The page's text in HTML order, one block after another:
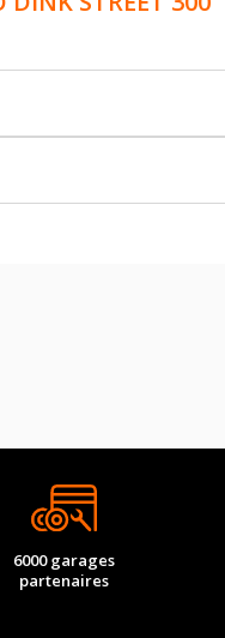
6000 garages
partenaires